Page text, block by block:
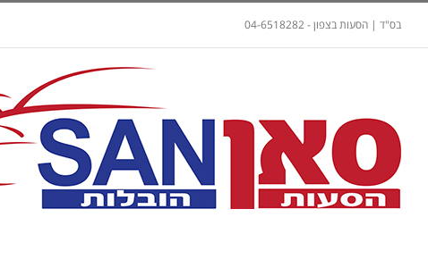
בס"ד | הסעות בצפון - 04-6518282